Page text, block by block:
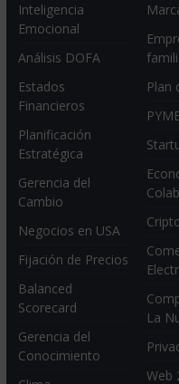
Inteligencia
Emocional
Análisis DOFA
Estados
Financieros
Planificación
Estratégica
Gerencia del
Cambio
Negocios en USA
Fijación de Precios
Balanced
Scorecard
Gerencia del
Conocimiento
Plan
La
Web